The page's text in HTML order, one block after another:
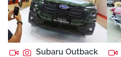
Subaru Outback